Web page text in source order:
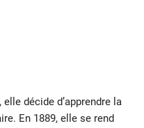
décide d’apprendre la
En 1889, elle se rend